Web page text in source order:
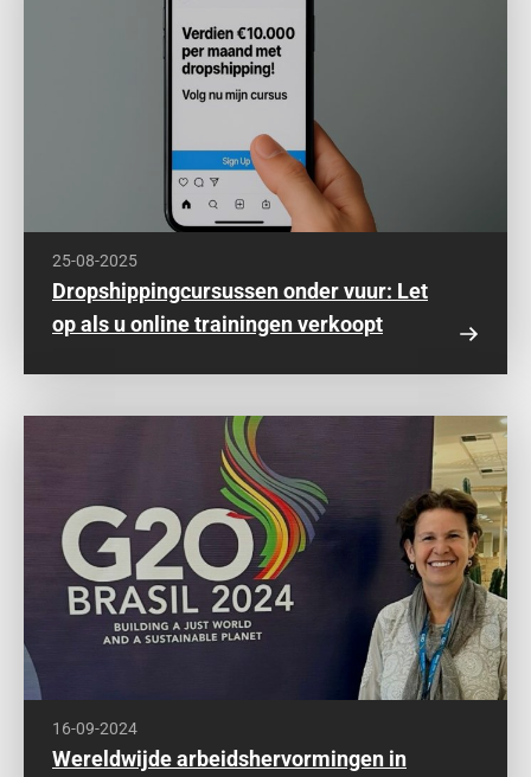
25-08-2025
Dropshippingcursussen onder vuur: Let
op als u online trainingen verkoopt
16-09-2024
Wereldwijde arbeidshervormingen in